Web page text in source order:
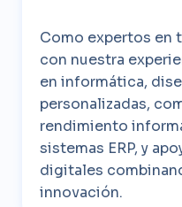
Como expertos en
con nuestra
en informática,
personalizadas,
rendimiento
sistemas ERP, y
digitales
innovación.